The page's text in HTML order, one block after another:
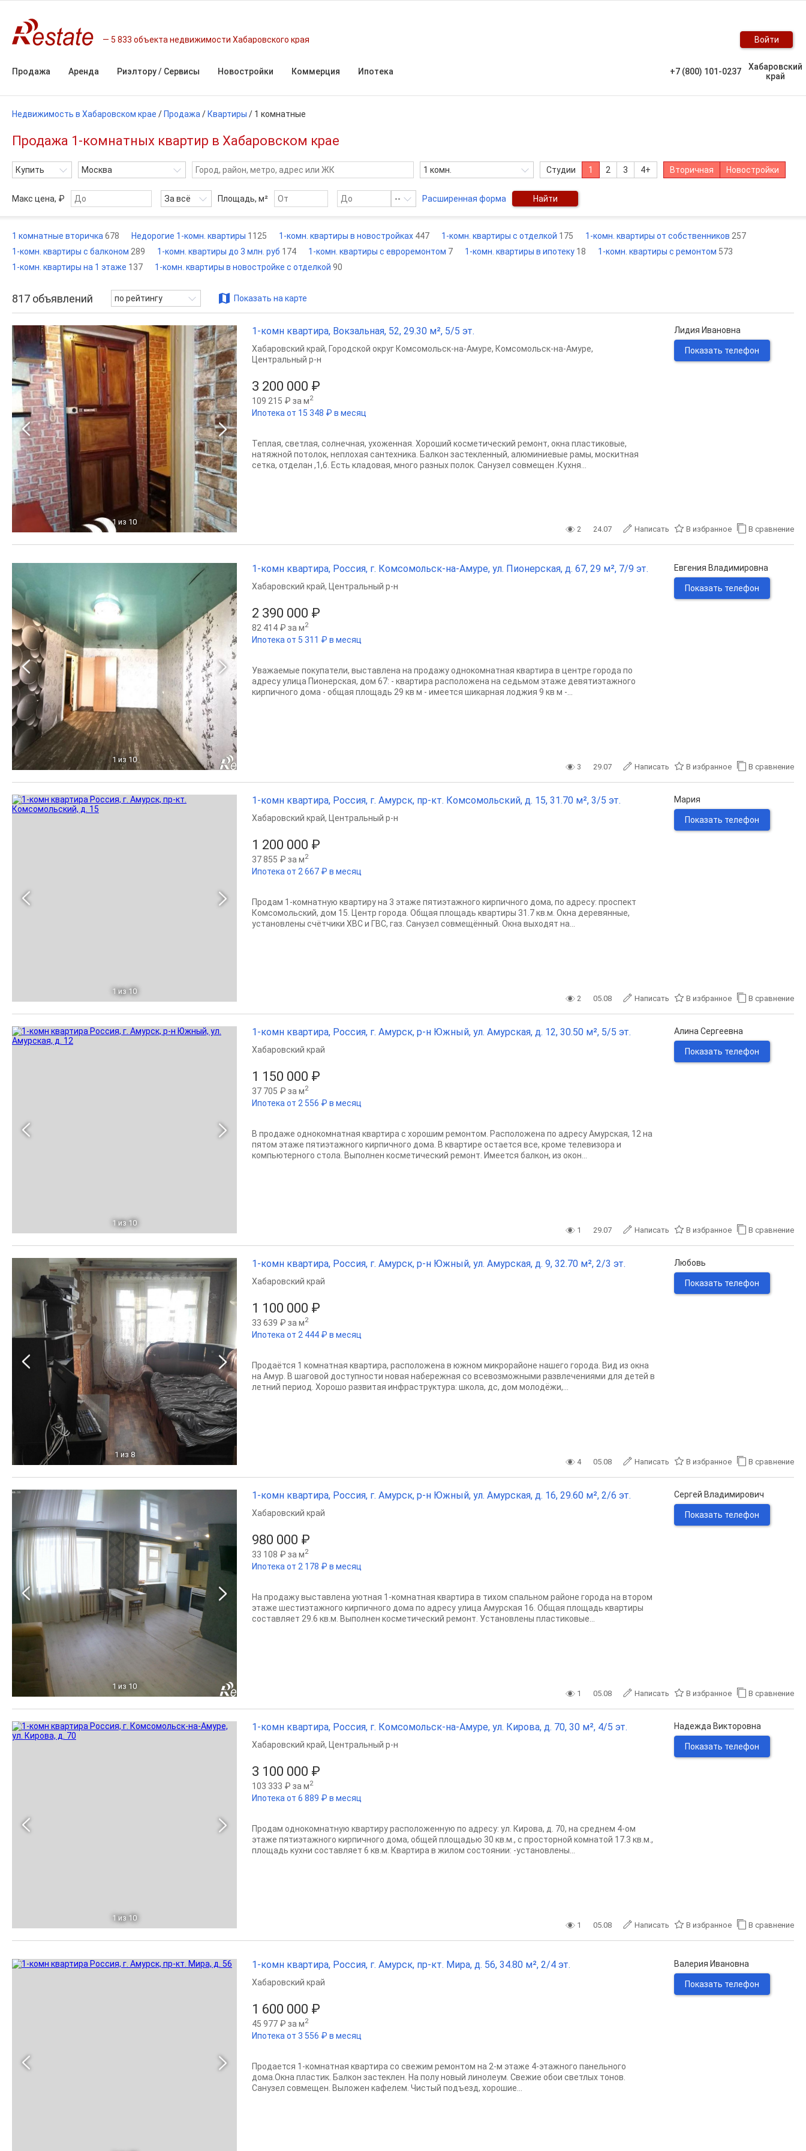
5 833 объекта недвижимости Хабаровского края Войти
Продажа Аренда Риэлтору / Сервисы Новостройки Коммерция Ипотека +7 (800) 101-0237
Хабаровский
край
Недвижимость в Хабаровском крае / Продажа / Квартиры / 1 комнатные
Продажа 1-комнатных квартир в Хабаровском крае
Купить Москва 1 комн. Студии 1 2 3 4+ Вторичная Новостройки
Макс цена, ₽ За всё Площадь, м² -- Расширенная форма Найти
1 комнатные вторичка 678 Недорогие 1-комн. квартиры 1125 1-комн. квартиры в новостройках 447 1-комн. квартиры с отделкой 175 1-комн. квартиры от собственников 257
1-комн. квартиры с балконом 289 1-комн. квартиры до 3 млн. руб 174 1-комн. квартиры с евроремонтом 7 1-комн. квартиры в ипотеку 18 1-комн. квартиры с ремонтом 573
1-комн. квартиры на 1 этаже 137 1-комн. квартиры в новостройке с отделкой 90
817 объявлений по рейтингу Показать на карте
1 из 10
1-комн квартира, Вокзальная, 52, 29.30 м², 5/5 эт.
3 200 000 ₽
109 215 ₽ за м2
Ипотека от 15 348 ₽ в месяц
Хабаровский край, Городской округ Комсомольск-на-Амуре, Комсомольск-на-Амуре,
Центральный р-н
Теплая, светлая, солнечная, ухоженная. Хороший косметический ремонт, окна пластиковые,
натяжной потолок, неплохая сантехника. Балкон застекленный, алюминиевые рамы, москитная
сетка, отделан ,1,6. Есть кладовая, много разных полок. Санузел совмещен .Кухня...
Лидия Ивановна
Показать телефон
2 24.07 Написать В избранное В сравнение
1 из 10
1-комн квартира, Россия, г. Комсомольск-на-Амуре, ул. Пионерская, д. 67, 29 м², 7/9 эт.
2 390 000 ₽
82 414 ₽ за м2
Ипотека от 5 311 ₽ в месяц
Хабаровский край, Центральный р-н
Уважаемые покупатели, выставлена на продажу однокомнатная квартира в центре города по
адресу улица Пионерская, дом 67: - квартира расположена на седьмом этаже девятиэтажного
кирпичного дома - общая площадь 29 кв м - имеется шикарная лоджия 9 кв м -...
Евгения Владимировна
Показать телефон
3 29.07 Написать В избранное В сравнение
1 из 10
1-комн квартира, Россия, г. Амурск, пр-кт. Комсомольский, д. 15, 31.70 м², 3/5 эт.
1 200 000 ₽
37 855 ₽ за м2
Ипотека от 2 667 ₽ в месяц
Хабаровский край, Центральный р-н
Продам 1-комнатную квартиру на 3 этаже пятиэтажного кирпичного дома, по адресу: проспект
Комсомольский, дом 15. Центр города. Общая площадь квартиры 31.7 кв.м. Окна деревянные,
установлены счётчики ХВС и ГВС, газ. Санузел совмещённый. Окна выходят на...
Мария
Показать телефон
2 05.08 Написать В избранное В сравнение
1 из 10
1-комн квартира, Россия, г. Амурск, р-н Южный, ул. Амурская, д. 12, 30.50 м², 5/5 эт.
1 150 000 ₽
37 705 ₽ за м2
Ипотека от 2 556 ₽ в месяц
Хабаровский край
В продаже однокомнатная квартира с хорошим ремонтом. Расположена по адресу Амурская, 12 на
пятом этаже пятиэтажного кирпичного дома. В квартире остается все, кроме телевизора и
компьютерного стола. Выполнен косметический ремонт. Имеется балкон, из окон...
Алина Сергеевна
Показать телефон
1 29.07 Написать В избранное В сравнение
1 из 8
1-комн квартира, Россия, г. Амурск, р-н Южный, ул. Амурская, д. 9, 32.70 м², 2/3 эт.
1 100 000 ₽
33 639 ₽ за м2
Ипотека от 2 444 ₽ в месяц
Хабаровский край
Продаётся 1 комнатная квартира, расположена в южном микрорайоне нашего города. Вид из окна
на Амур. В шаговой доступности новая набережная со всевозможными развлечениями для детей в
летний период. Хорошо развитая инфраструктура: школа, дс, дом молодёжи,...
Любовь
Показать телефон
4 05.08 Написать В избранное В сравнение
1 из 10
1-комн квартира, Россия, г. Амурск, р-н Южный, ул. Амурская, д. 16, 29.60 м², 2/6 эт.
980 000 ₽
33 108 ₽ за м2
Ипотека от 2 178 ₽ в месяц
Хабаровский край
На продажу выставлена уютная 1-комнатная квартира в тихом спальном районе города на втором
этаже шестиэтажного кирпичного дома по адресу улица Амурская 16. Общая площадь квартиры
составляет 29.6 кв.м. Выполнен косметический ремонт. Установлены пластиковые...
Сергей Владимирович
Показать телефон
1 05.08 Написать В избранное В сравнение
1 из 10
1-комн квартира, Россия, г. Комсомольск-на-Амуре, ул. Кирова, д. 70, 30 м², 4/5 эт.
3 100 000 ₽
103 333 ₽ за м2
Ипотека от 6 889 ₽ в месяц
Хабаровский край, Центральный р-н
Продам однокомнатную квартиру расположенную по адресу: ул. Кирова, д. 70, на среднем 4-ом
этаже пятиэтажного кирпичного дома, общей площадью 30 кв.м., с просторной комнатой 17.3 кв.м.,
площадь кухни составляет 6 кв.м. Квартира в жилом состоянии: -установлены...
Надежда Викторовна
Показать телефон
1 05.08 Написать В избранное В сравнение
1-комн квартира, Россия, г. Амурск, пр-кт. Мира, д. 56, 34.80 м², 2/4 эт.
1 600 000 ₽
45 977 ₽ за м2
Ипотека от 3 556 ₽ в месяц
Хабаровский край
Продается 1-комнатная квартира со свежим ремонтом на 2-м этаже 4-этажного панельного
дома.Окна пластик. Балкон застеклен. На полу новый линолеум. Свежие обои светлых тонов.
Санузел совмещен. Выложен кафелем. Чистый подъезд, хорошие...
Валерия Ивановна
Показать телефон